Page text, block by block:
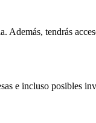
Además, tendrás
e incluso posibles